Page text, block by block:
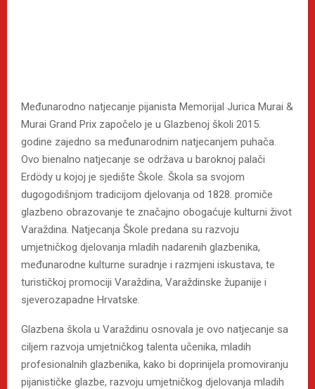
Međunarodno natjecanje pijanista Memorijal Jurica Murai &
Murai Grand Prix započelo je u Glazbenoj školi 2015.
godine zajedno sa međunarodnim natjecanjem puhača.
Ovo bienalno natjecanje se održava u baroknoj palači
Erdödy u kojoj je sjedište Škole. Škola sa svojom
dugogodišnjom tradicijom djelovanja od 1828. promiče
glazbeno obrazovanje te značajno obogaćuje kulturni život
Varaždina. Natjecanja Škole predana su razvoju
umjetničkog djelovanja mladih nadarenih glazbenika,
međunarodne kulturne suradnje i razmjeni iskustava, te
turističkoj promociji Varaždina, Varaždinske županije i
sjeverozapadne Hrvatske.
Glazbena škola u Varaždinu osnovala je ovo natjecanje sa
ciljem razvoja umjetničkog talenta učenika, mladih
profesionalnih glazbenika, kako bi doprinijela promoviranju
pijanističke glazbe, razvoju umjetničkog djelovanja mladih